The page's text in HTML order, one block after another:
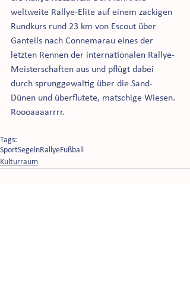
weltweite Rallye-Elite auf einem zackigen
Rundkurs rund 23 km von Escout über
Ganteils nach Connemarau eines der
letzten Rennen der internationalen Rallye-
Meisterschaften aus und pflügt dabei
durch sprunggewaltig über die Sand-
Dünen und überflutete, matschige Wiesen.
Roooaaaarrrr.
Tags:
SportSegelnRallyeFußball
Kulturraum